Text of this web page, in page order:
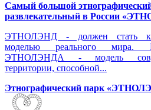
Самый большой
развлекательный в России
ЭТНОЛЭНД - должен стать
моделью реального мира.
ЭТНОЛЭНДА - модель
территории, способной...
Этнографический парк